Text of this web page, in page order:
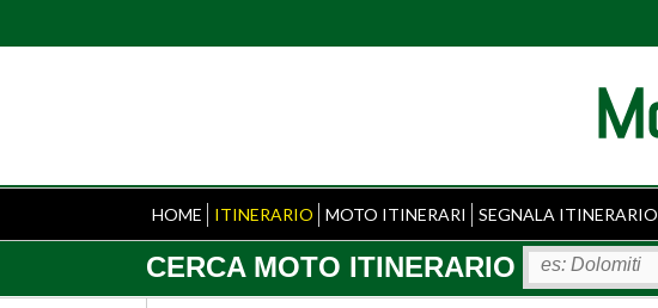
HOME ITINERARIO MOTO ITINERARI SEGNALA ITINERARIO
CERCA MOTO ITINERARIO